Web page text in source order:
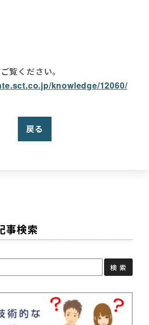
覧ください。
knowledge/12060/
戻る
事検索